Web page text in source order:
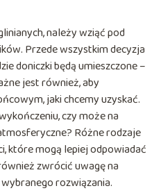
należy wziąć pod
Przede wszystkim decyzja
doniczki będą umieszczone –
jest również, aby
jaki chcemy uzyskać.
czy może na
Różne rodzaje
które mogą lepiej odpowiadać
zwrócić uwagę na
rozwiązania.